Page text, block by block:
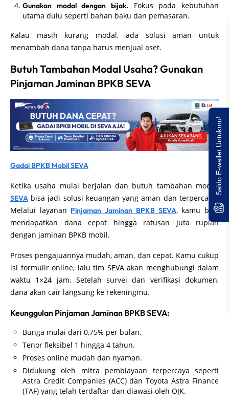
Gunakan modal dengan bijak. Fokus pada kebutuhan
utama dulu seperti bahan baku dan pemasaran.
Kalau masih kurang modal, ada solusi aman untuk
menambah dana tanpa harus menjual aset.
Butuh Tambahan Modal Usaha? Gunakan
Pinjaman Jaminan BPKB SEVA
Gadai BPKB Mobil SEVA
Ketika usaha mulai berjalan dan butuh tambahan modal,
SEVA bisa jadi solusi keuangan yang aman dan terpercaya.
Melalui layanan Pinjaman Jaminan BPKB SEVA, kamu bisa
mendapatkan dana cepat hingga ratusan juta rupiah
dengan jaminan BPKB mobil.
Proses pengajuannya mudah, aman, dan cepat. Kamu cukup
isi formulir online, lalu tim SEVA akan menghubungi dalam
waktu 1×24 jam. Setelah survei dan verifikasi dokumen,
dana akan cair langsung ke rekeningmu.
Keunggulan Pinjaman Jaminan BPKB SEVA:
Bunga mulai dari 0,75% per bulan.
Tenor fleksibel 1 hingga 4 tahun.
Proses online mudah dan nyaman.
Didukung oleh mitra pembiayaan terpercaya seperti
Astra Credit Companies (ACC) dan Toyota Astra Finance
(TAF) yang telah terdaftar dan diawasi oleh OJK.
Saldo E-wallet Untukmu!